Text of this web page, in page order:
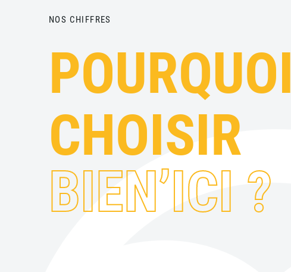
NOS CHIFFRES
POURQUOI
CHOISIR
BIEN’ICI ?